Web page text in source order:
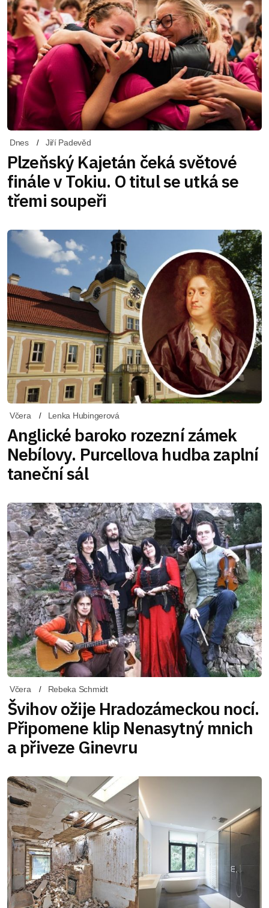
Dnes Jiří Padevěd
Plzeňský Kajetán čeká světové
finále v Tokiu. O titul se utká se
třemi soupeři
Včera Lenka Hubingerová
Anglické baroko rozezní zámek
Nebílovy. Purcellova hudba zaplní
taneční sál
Včera Rebeka Schmidt
Švihov ožije Hradozámeckou nocí.
Připomene klip Nenasytný mnich
a přiveze Ginevru